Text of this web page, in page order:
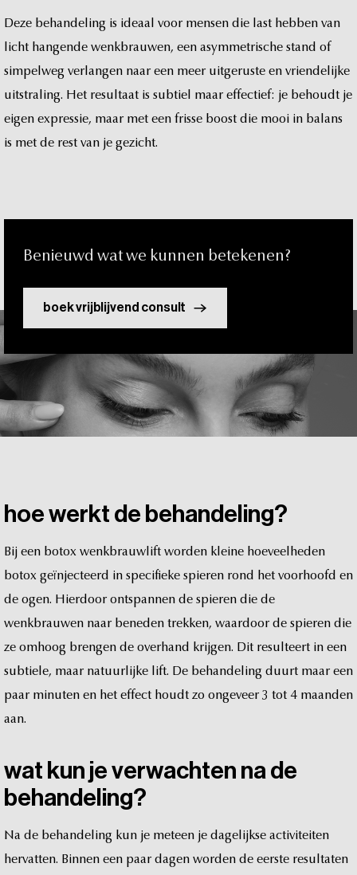
Deze behandeling is ideaal voor mensen die last hebben van
licht hangende wenkbrauwen, een asymmetrische stand of
simpelweg verlangen naar een meer uitgeruste en vriendelijke
uitstraling. Het resultaat is subtiel maar effectief: je behoudt je
eigen expressie, maar met een frisse boost die mooi in balans
is met de rest van je gezicht.
Benieuwd wat we kunnen betekenen?
boek vrijblijvend consult
hoe werkt de behandeling?
Bij een botox wenkbrauwlift worden kleine hoeveelheden
botox geïnjecteerd in specifieke spieren rond het voorhoofd en
de ogen. Hierdoor ontspannen de spieren die de
wenkbrauwen naar beneden trekken, waardoor de spieren die
ze omhoog brengen de overhand krijgen. Dit resulteert in een
subtiele, maar natuurlijke lift. De behandeling duurt maar een
paar minuten en het effect houdt zo ongeveer 3 tot 4 maanden
aan.
wat kun je verwachten na de
behandeling?
Na de behandeling kun je meteen je dagelijkse activiteiten
hervatten. Binnen een paar dagen worden de eerste resultaten